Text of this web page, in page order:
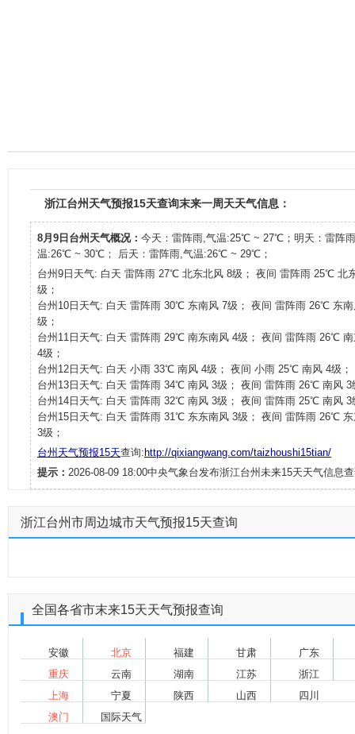
浙江台州天气预报15天查询末来一周天天气信息：
8月9日台州天气概况： 今天：雷阵雨,气温:25℃ ~ 27℃；明天：雷阵
温:26℃ ~ 30℃； 后天：雷阵雨,气温:26℃ ~ 29℃；
台州9日天气: 白天 雷阵雨 27℃ 北东北风 8级； 夜间 雷阵雨 25℃ 北
级；
台州10日天气: 白天 雷阵雨 30℃ 东南风 7级； 夜间 雷阵雨 26℃ 东
级；
台州11日天气: 白天 雷阵雨 29℃ 南东南风 4级； 夜间 雷阵雨 26℃
4级；
台州12日天气: 白天 小雨 33℃ 南风 4级； 夜间 小雨 25℃ 南风 4级；
台州13日天气: 白天 雷阵雨 34℃ 南风 3级； 夜间 雷阵雨 26℃ 南风 3
台州14日天气: 白天 雷阵雨 32℃ 南风 3级； 夜间 雷阵雨 25℃ 南风 3
台州15日天气: 白天 雷阵雨 31℃ 东东南风 3级； 夜间 雷阵雨 26℃
3级；
台州天气预报15天查询: http://qixiangwang.com/taizhoushi15tian/
提示： 2026-08-09 18:00中央气象台发布浙江台州未来15天天气信息
浙江台州市周边城市天气预报15天查询
全国各省市末来15天天气预报查询
安徽 北京 福建 甘肃
广东
重庆
云南 湖南 江苏
浙江
上海
宁夏 陕西 山西
四川
澳门
国际天气